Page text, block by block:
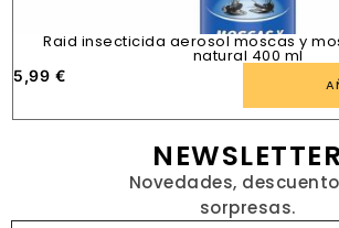
Raid insecticida aerosol moscas y
natural 400 ml
5,99 €
NEWSLETTER
Novedades,
sorpresas.